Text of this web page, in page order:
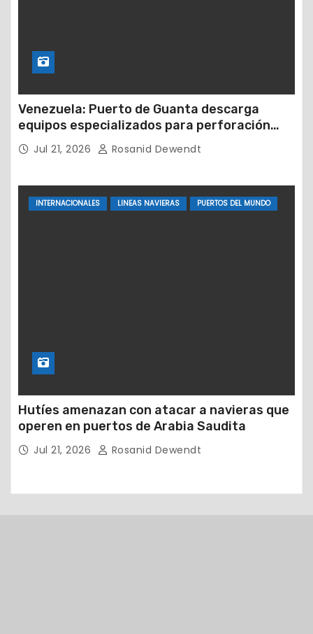
Venezuela: Puerto de Guanta descarga
equipos especializados para perforación
petrolera
Jul 21, 2026 Rosanid Dewendt
INTERNACIONALES LINEAS NAVIERAS PUERTOS DEL MUNDO
Hutíes amenazan con atacar a navieras que
operen en puertos de Arabia Saudita
Jul 21, 2026 Rosanid Dewendt